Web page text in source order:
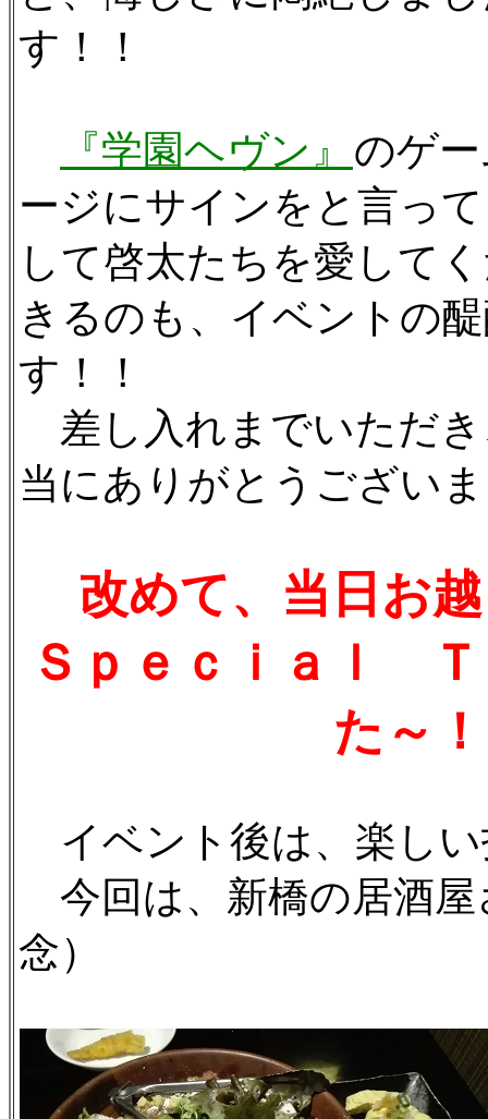
す！！
『学園ヘヴン』 のゲ
ージにサインをと言っ
して啓太たちを愛して
きるのも、イベントの
す！！
差し入れまでいただ
当にありがとうござい
改めて、当日お
Ｓｐｅｃｉａｌ
た～
イベント後は、楽しい
今回は、新橋の居酒屋
念）